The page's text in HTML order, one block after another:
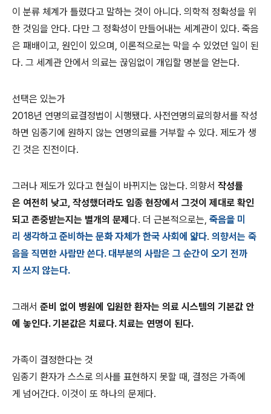
이 분류 체계가 틀렸다고 말하는 것이 아니다. 의학적 정확성을 위
한 것임을 안다. 다만 그 정확성이 만들어내는 세계관이 있다. 죽음
은 패배이고, 원인이 있으며, 이론적으로는 막을 수 있었던 일이 된
다. 그 세계관 안에서 의료는 끊임없이 개입할 명분을 얻는다.
선택은 있는가
2018년 연명의료결정법이 시행됐다. 사전연명의료의향서를 작성
하면 임종기에 원하지 않는 연명의료를 거부할 수 있다. 제도가 생
긴 것은 진전이다.
그러나 제도가 있다고 현실이 바뀌지는 않는다. 의향서 작성률
은 여전히 낮고, 작성했더라도 임종 현장에서 그것이 제대로 확인
되고 존중받는지는 별개의 문제 다. 더 근본적으로는, 죽음을 미
리 생각하고 준비하는 문화 자체가 한국 사회에 얇다. 의향서는 죽
음을 직면한 사람만 쓴다. 대부분의 사람은 그 순간이 오기 전까
지 쓰지 않는다.
그래서 준비 없이 병원에 입원한 환자는 의료 시스템의 기본값 안
에 놓인다. 기본값은 치료다. 치료는 연명이 된다.
가족이 결정한다는 것
임종기 환자가 스스로 의사를 표현하지 못할 때, 결정은 가족에
게 넘어간다. 이것이 또 하나의 문제다.